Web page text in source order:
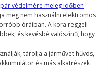
védelmére meleg időben
meg nem használni elektromos
óráiban. A kora reggeli
és kevésbé valószínű, hogy
tárolja a járművet hűvös,
és más alkatrészek